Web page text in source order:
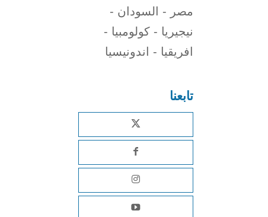
مصر - السودان -
نيجيريا - كولومبيا -
افريقيا - اندونيسيا
تابعنا